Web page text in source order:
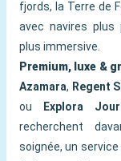
fjords, la Terre de
avec navires
plus immersive.
Premium, luxe &
Azamara, Regent
ou
Explora
recherchent
soignée, un